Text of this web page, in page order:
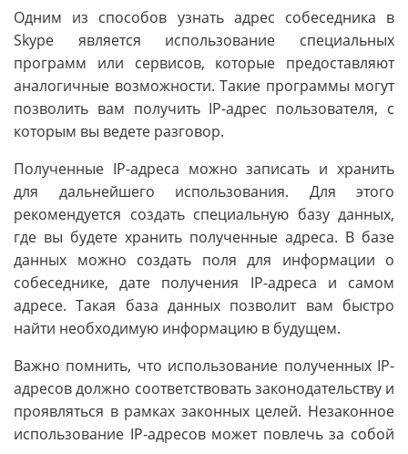
Одним из способов узнать адрес собеседника в
Skype является использование специальных
программ или сервисов, которые предоставляют
аналогичные возможности. Такие программы могут
позволить вам получить IP-адрес пользователя, с
которым вы ведете разговор.
Полученные IP-адреса можно записать и хранить
для дальнейшего использования. Для этого
рекомендуется создать специальную базу данных,
где вы будете хранить полученные адреса. В базе
данных можно создать поля для информации о
собеседнике, дате получения IP-адреса и самом
адресе. Такая база данных позволит вам быстро
найти необходимую информацию в будущем.
Важно помнить, что использование полученных IP-
адресов должно соответствовать законодательству и
проявляться в рамках законных целей. Незаконное
использование IP-адресов может повлечь за собой